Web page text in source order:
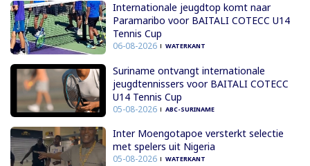
Internationale jeugdtop komt naar
Paramaribo voor BAITALI COTECC U14
Tennis Cup
06-08-2026 WATERKANT
Suriname ontvangt internationale
jeugdtennissers voor BAITALI COTECC
U14 Tennis Cup
05-08-2026 ABC-SURINAME
Inter Moengotapoe versterkt selectie
met spelers uit Nigeria
05-08-2026 WATERKANT